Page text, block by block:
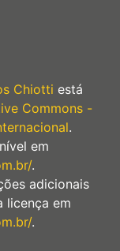
Chiotti está
Commons -
.
em
.
adicionais
licença em
.